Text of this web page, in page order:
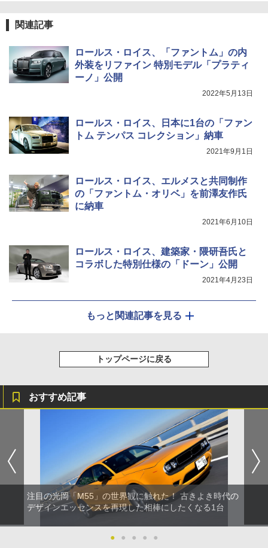
関連記事
ロールス・ロイス、「ファントム」の内
外装をリファイン 特別モデル「プラティ
ーノ」公開
2022年5月13日
ロールス・ロイス、日本に1台の「ファン
トム テンパス コレクション」納車
2021年9月1日
ロールス・ロイス、エルメスと共同制作
の「ファントム・オリベ」を前澤友作氏
に納車
2021年6月10日
ロールス・ロイス、建築家・隈研吾氏と
コラボした特別仕様の「ドーン」公開
2021年4月23日
もっと関連記事を見る
トップページに戻る
おすすめ記事
注目の光岡「M55」の世界観に触れた！ 古きよき時代の
デザインエッセンスを再現した相棒にしたくなる1台
● ● ● ● ●